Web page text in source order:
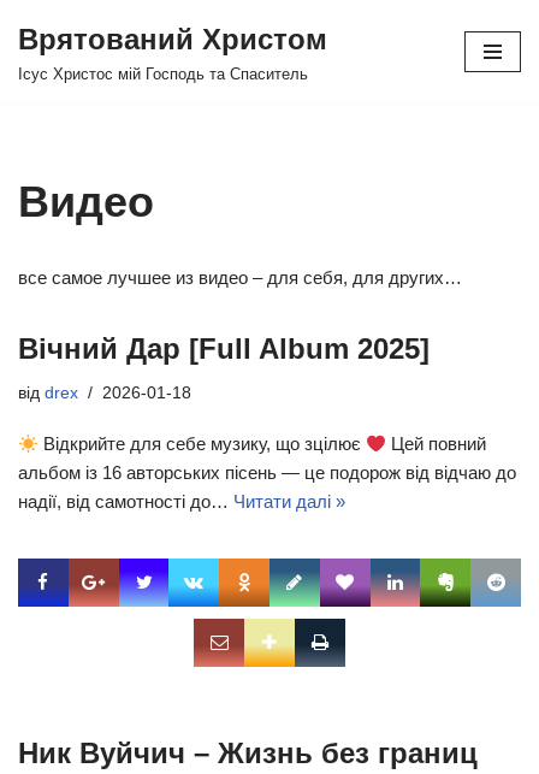
Перейти
Врятований Христом
Ісус Христос мій Господь та Спаситель
Видео
все самое лучшее из видео – для себя, для других…
Вічний Дар [Full Album 2025]
від drex 2026-01-18
Відкрийте для себе музику, що зцілює
Цей повний
альбом із 16 авторських пісень — це подорож від відчаю до
надії, від самотності до… Читати далі »
Ник Вуйчич – Жизнь без границ